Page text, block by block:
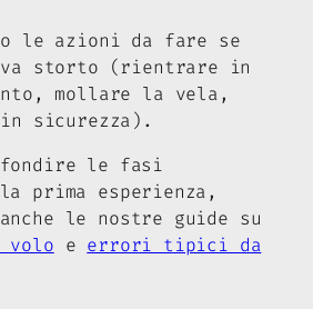
le azioni da fare se
va storto (rientrare in
mollare la vela,
sicurezza).
le fasi
prima esperienza,
le nostre guide su
volo e errori tipici da